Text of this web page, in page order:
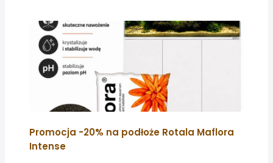
Promocja -20% na podłoże Rotala Maflora
Intense